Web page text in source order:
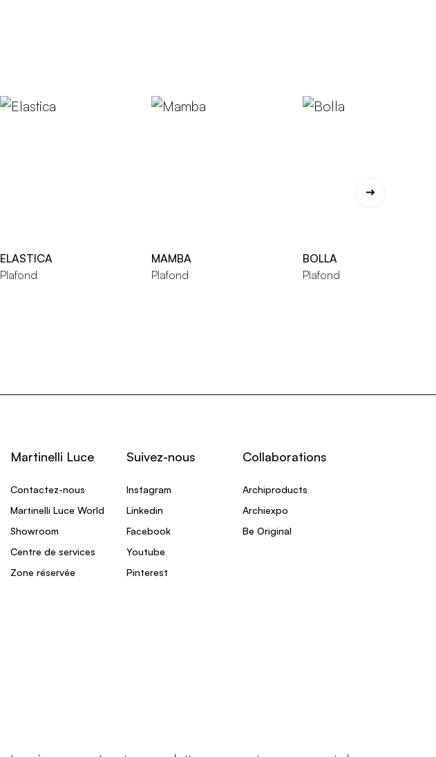
ELASTICA
Plafond
MAMBA
Plafond
BOLLA
Plafond
Martinelli Luce
Contactez-nous
Martinelli Luce World
Showroom
Centre de services
Zone réservée
Suivez-nous
Instagram
Linkedin
Facebook
Youtube
Pinterest
Collaborations
Archiproducts
Archiexpo
Be Original